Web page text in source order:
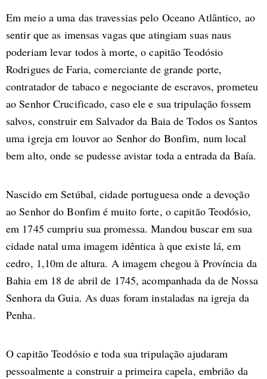
Em meio a uma das travessias pelo Oceano Atlântico, ao
sentir que as imensas vagas que atingiam suas naus
poderiam levar todos à morte, o capitão Teodósio
Rodrigues de Faria, comerciante de grande porte,
contratador de tabaco e negociante de escravos, prometeu
ao Senhor Crucificado, caso ele e sua tripulação fossem
salvos, construir em Salvador da Baia de Todos os Santos
uma igreja em louvor ao Senhor do Bonfim, num local
bem alto, onde se pudesse avistar toda a entrada da Baía.
Nascido em Setúbal, cidade portuguesa onde a devoção
ao Senhor do Bonfim é muito forte, o capitão Teodósio,
em 1745 cumpriu sua promessa. Mandou buscar em sua
cidade natal uma imagem idêntica à que existe lá, em
cedro, 1,10m de altura. A imagem chegou à Província da
Bahia em 18 de abril de 1745, acompanhada da de Nossa
Senhora da Guia. As duas foram instaladas na igreja da
Penha.
O capitão Teodósio e toda sua tripulação ajudaram
pessoalmente a construir a primeira capela, embrião da